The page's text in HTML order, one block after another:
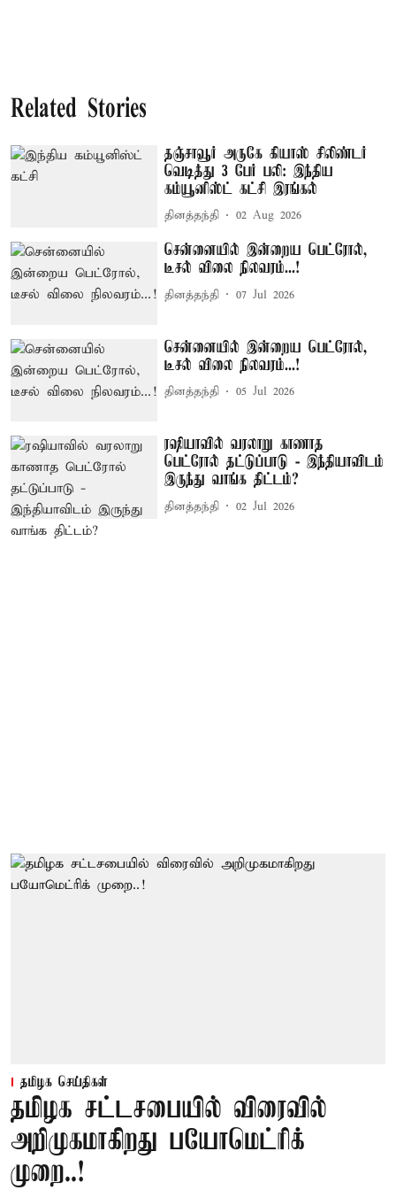
Related Stories
தஞ்சாவூர் அருகே கியாஸ் சிலிண்டர்
வெடித்து 3 பேர் பலி: இந்திய
கம்யூனிஸ்ட் கட்சி இரங்கல்
தினத்தந்தி 02 Aug 2026
சென்னையில் இன்றைய பெட்ரோல்,
டீசல் விலை நிலவரம்...!
தினத்தந்தி 07 Jul 2026
சென்னையில் இன்றைய பெட்ரோல்,
டீசல் விலை நிலவரம்...!
தினத்தந்தி 05 Jul 2026
ரஷியாவில் வரலாறு காணாத
பெட்ரோல் தட்டுப்பாடு - இந்தியாவிடம்
இருந்து வாங்க திட்டம்?
தினத்தந்தி 02 Jul 2026
தமிழக செய்திகள்
தமிழக சட்டசபையில் விரைவில்
அறிமுகமாகிறது பயோமெட்ரிக்
முறை..!